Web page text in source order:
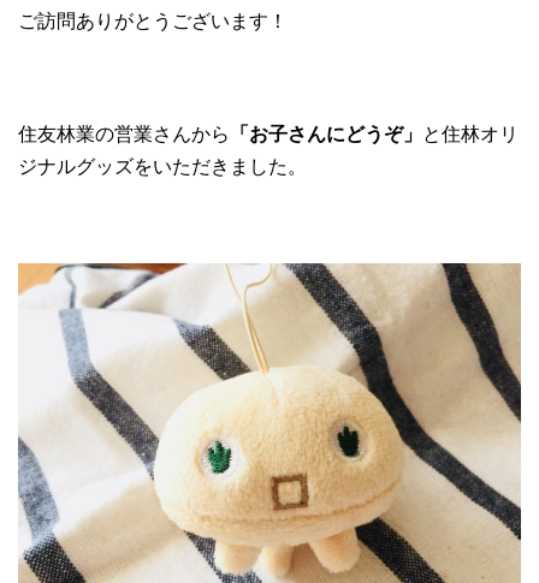
ご訪問ありがとうございます！
住友林業の営業さんから 「お子さんにどうぞ」 と住林オリ
ジナルグッズをいただきました。